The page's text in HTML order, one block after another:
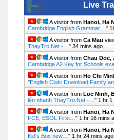
Live
A visitor from Hanoi, Ha
Cambridge English Grammar… "
A visitor from Ca Mau
ThayTro.Net -… " 34 mins ago
A visitor from Chau Doc,
Cambridge A2 Key for Schools
A visitor from Ho Chi
"English Club: Download Family
A visitor from Loc Ninh,
lên nhanh ThayTro.Net -… " 1 hr 1
A visitor from Hanoi, Ha
FCE, ESOL First… " 1 hr 16 mins
A visitor from Hanoi, Ha
Kid's Box new… " 1 hr 24 mins ago